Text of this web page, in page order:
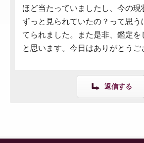
ほど当たっていましたし、今の現
ずっと見られていたの？って思う
てられました。また是非、鑑定を
と思います。今日はありがとうご
返信する